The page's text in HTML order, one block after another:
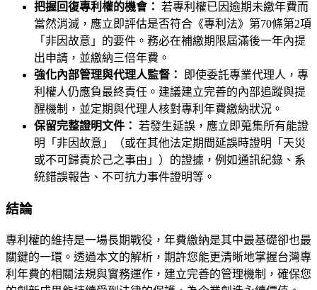
把握回復專利權的機會： 若專利權已因逾期未繳年費而
當然消滅，應立即評估是否符合《專利法》第70條第2項
「非因故意」的要件。務必在補繳期限屆滿後一年內提
出申請，並繳納三倍年費。
強化內部管理與代理人監督：
即使委託專業代理人，專
利權人仍應負最終責任。建議建立完善的內部追蹤與提
醒機制，並定期與代理人核對專利年費繳納狀況。
保留完整證明文件： 若發生延誤，應立即蒐集所有能證
明「非因故意」（或在其他法定期間延誤時證明「天災
或不可歸責於己之事由」）的證據，例如通訊紀錄、系
統錯誤報告、不可抗力事件證明等。
結論
專利權的維持是一場長期戰役，年費繳納是其中最基礎卻也最
關鍵的一環。透過本文的解析，期許您能更清晰地掌握台灣專
利年費的相關法規與實務運作，建立完善的管理機制，確保您